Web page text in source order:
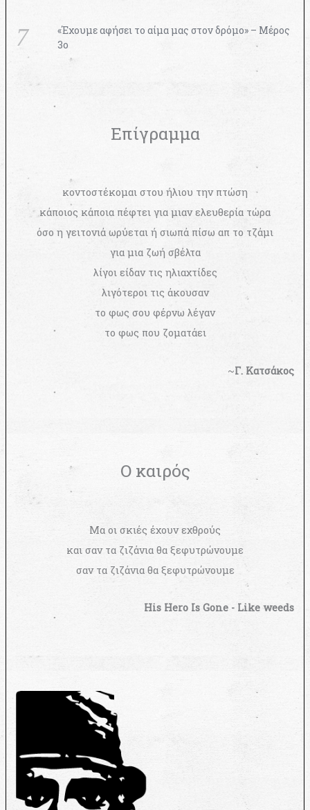
«Έχουμε αφήσει το αίμα μας στον δρόμο» – Μέρος
3ο
Επίγραμμα
κοντοστέκομαι στου ήλιου την πτώση
κάποιος κάποια πέφτει για μιαν ελευθερία τώρα
όσο η γειτονιά ωρύεται ή σιωπά πίσω απ το τζάμι
για μια ζωή σβέλτα
λίγοι είδαν τις ηλιαχτίδες
λιγότεροι τις άκουσαν
το φως σου φέρνω λέγαν
το φως που ζοματάει
~Γ. Κατσάκος
Ο καιρός
Μα οι σκιές έχουν εχθρούς
και σαν τα ζιζάνια θα ξεφυτρώνουμε
σαν τα ζιζάνια θα ξεφυτρώνουμε
His Hero Is Gone - Like weeds